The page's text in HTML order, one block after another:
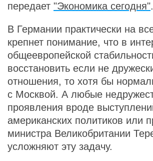
передает "Экономика сегодня".
В Германии практически на
крепнет понимание, что в
общеевропейской
восстановить если не
отношения, то хотя бы
с Москвой. А любые
проявления вроде
американских политиков или
министра Великобритании
усложняют эту задачу.